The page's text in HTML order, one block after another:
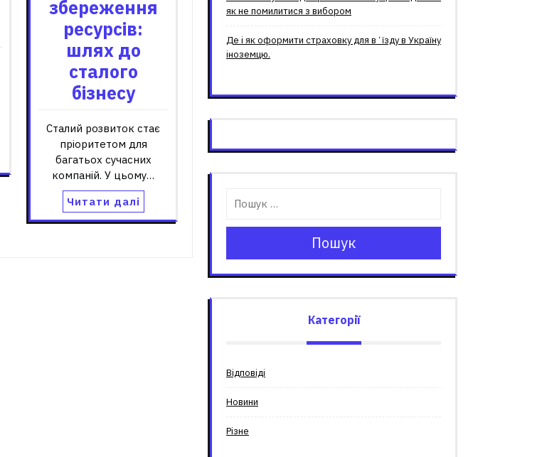
збереження
ресурсів:
шлях до
сталого
бізнесу
Сталий розвиток стає
пріоритетом для
багатьох сучасних
компаній. У цьому…
Читати далі
як не помилитися з вибором
Де і як оформити страховку для вʼїзду в Україну
іноземцю.
Пошук
Категорії
Відповіді
Новини
Різне